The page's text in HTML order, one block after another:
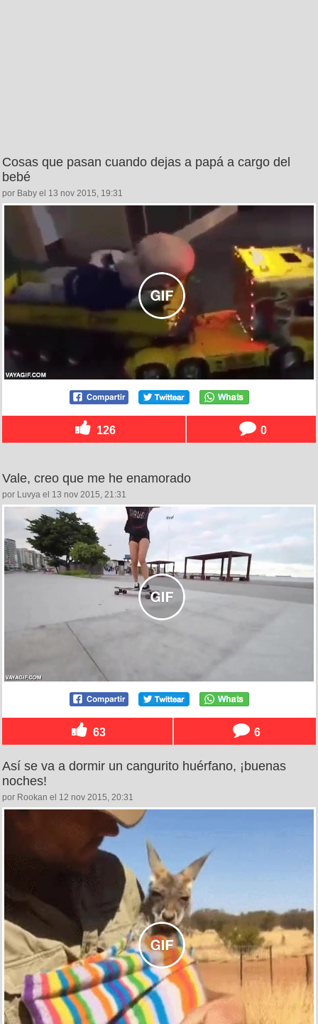
Cosas que pasan cuando dejas a papá a cargo del
bebé
por Baby el 13 nov 2015, 19:31
126 0
Vale, creo que me he enamorado
por Luvya el 13 nov 2015, 21:31
63 6
Así se va a dormir un cangurito huérfano, ¡buenas
noches!
por Rookan el 12 nov 2015, 20:31